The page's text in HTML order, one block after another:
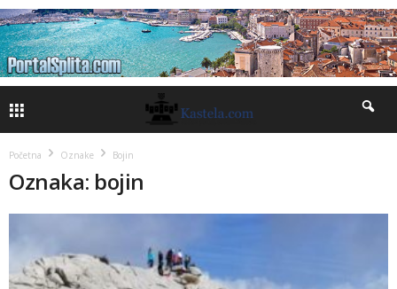
Početna Oznake Bojin
Oznaka: bojin